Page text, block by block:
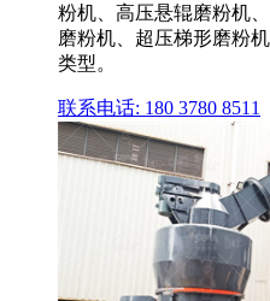
粉机、高压悬辊磨粉机
磨粉机、超压梯形磨粉
类型。
联系电话: 180 3780 8511